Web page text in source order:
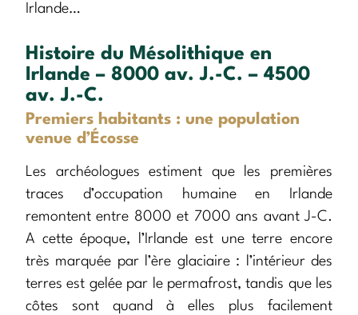
Irlande…
Histoire du Mésolithique en
Irlande – 8000 av. J.-C. – 4500
av. J.-C.
Premiers habitants : une population
venue d’Écosse
Les archéologues estiment que les premières
traces d’occupation humaine en Irlande
remontent entre 8000 et 7000 ans avant J-C.
A cette époque, l’Irlande est une terre encore
très marquée par l’ère glaciaire : l’intérieur des
terres est gelée par le permafrost, tandis que les
côtes sont quand à elles plus facilement